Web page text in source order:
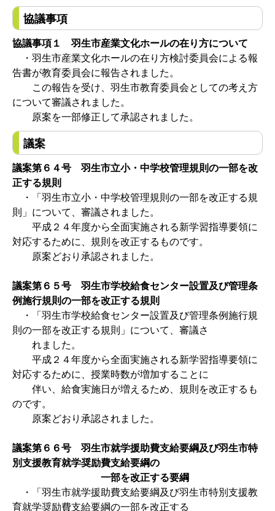
協議事項
協議事項１ 羽生市産業文化ホールの在り方について
・羽生市産業文化ホールの在り方検討委員会による報
告書が教育委員会に報告されました。
この報告を受け、羽生市教育委員会としての考え方
について審議されました。
原案を一部修正して承認されました。
議案
議案第６４号 羽生市立小・中学校管理規則の一部を改
正する規則
・「羽生市立小・中学校管理規則の一部を改正する規
則」について、審議されました。
平成２４年度から全面実施される新学習指導要領に
対応するために、規則を改正するものです。
原案どおり承認されました。
議案第６５号 羽生市学校給食センター設置及び管理条
例施行規則の一部を改正する規則
・「羽生市学校給食センター設置及び管理条例施行規
則の一部を改正する規則」について、審議さ
れました。
平成２４年度から全面実施される新学習指導要領に
対応するために、授業時数が増加することに
伴い、給食実施日が増えるため、規則を改正するも
のです。
原案どおり承認されました。
議案第６６号 羽生市就学援助費支給要綱及び羽生市特
別支援教育就学奨励費支給要綱の
一部を改正する要綱
・「羽生市就学援助費支給要綱及び羽生市特別支援教
育就学奨励費支給要綱の一部を改正する